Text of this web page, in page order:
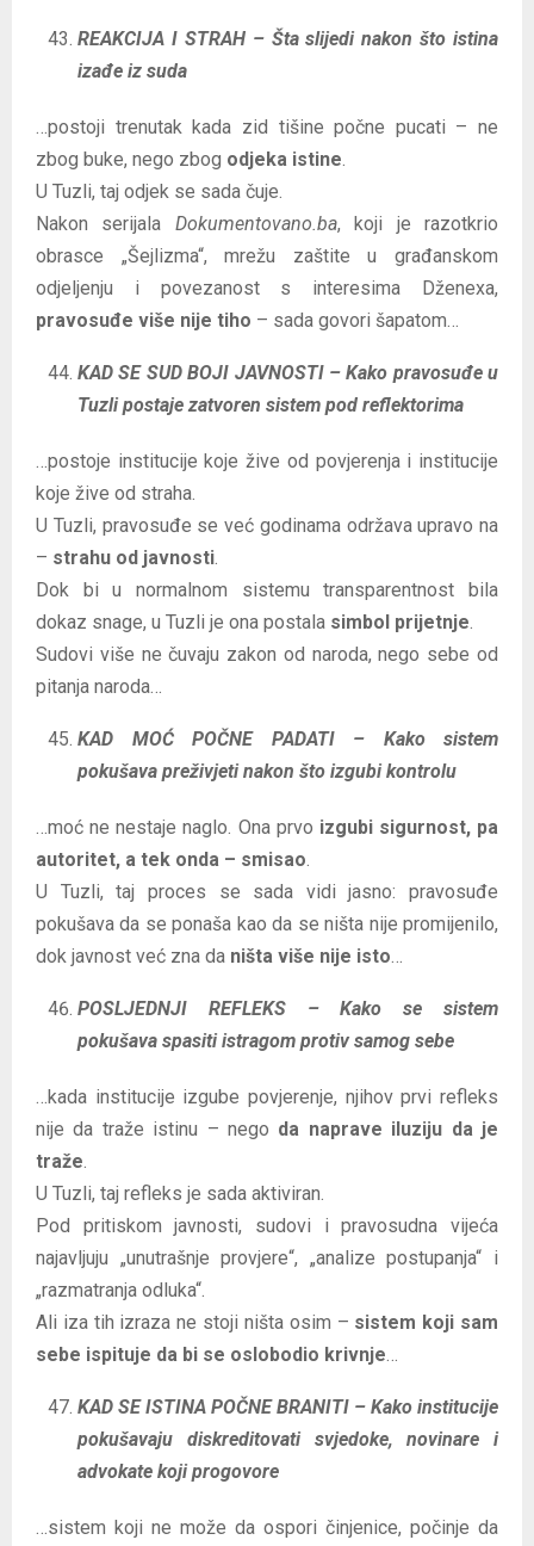
REAKCIJA I STRAH – Šta slijedi nakon što istina
izađe iz suda
…postoji trenutak kada zid tišine počne pucati – ne
zbog buke, nego zbog odjeka istine
U Tuzli, taj odjek se sada čuje.
Nakon serijala Dokumentovano.ba, koji je razotkrio
obrasce „Šejlizma“, mrežu zaštite u građanskom
odjeljenju i povezanost s interesima Dženexa,
pravosuđe više nije tiho – sada govori šapatom…
KAD SE SUD BOJI JAVNOSTI – Kako pravosuđe u
Tuzli postaje zatvoren sistem pod reflektorima
…postoje institucije koje žive od povjerenja i institucije
koje žive od straha.
U Tuzli, pravosuđe se već godinama održava upravo na
– strahu od javnosti
Dok bi u normalnom sistemu transparentnost bila
dokaz snage, u Tuzli je ona postala simbol prijetnje
Sudovi više ne čuvaju zakon od naroda, nego sebe od
pitanja naroda…
KAD MOĆ POČNE PADATI – Kako sistem
pokušava preživjeti nakon što izgubi kontrolu
…moć ne nestaje naglo. Ona prvo izgubi sigurnost, pa
autoritet, a tek onda – smisao
U Tuzli, taj proces se sada vidi jasno: pravosuđe
pokušava da se ponaša kao da se ništa nije promijenilo,
dok javnost već zna da ništa više nije isto
POSLJEDNJI REFLEKS – Kako se sistem
pokušava spasiti istragom protiv samog sebe
…kada institucije izgube povjerenje, njihov prvi refleks
nije da traže istinu – nego da naprave iluziju da je
traže
U Tuzli, taj refleks je sada aktiviran.
Pod pritiskom javnosti, sudovi i pravosudna vijeća
najavljuju „unutrašnje provjere“, „analize postupanja“ i
„razmatranja odluka“.
Ali iza tih izraza ne stoji ništa osim – sistem koji sam
sebe ispituje da bi se oslobodio krivnje
KAD SE ISTINA POČNE BRANITI – Kako institucije
pokušavaju diskreditovati svjedoke, novinare i
advokate koji progovore
…sistem koji ne može da ospori činjenice, počinje da